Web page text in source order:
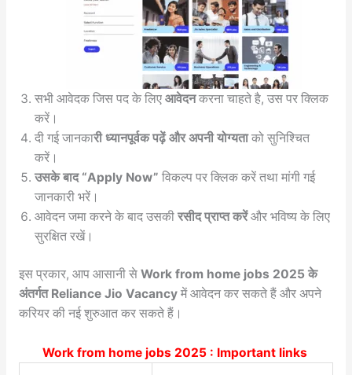
सभी आवेदक जिस पद के लिए आवेदनकरना चाहते है, उस पर क्लिक
करें।
दी गई जानकारी ध्यानपूर्वक पढ़ें और अपनी योग्यताको सुनिश्चित
करें।
उसके बाद “Apply Now” विकल्प पर क्लिक करें तथा मांगी गई
जानकारी भरें।
आवेदन जमा करने के बाद उसकी रसीद प्राप्त करेंऔर भविष्य के लिए
सुरक्षित रखें।
इस प्रकार, आप आसानी से Work from home jobs 2025 के
अंतर्गत Reliance Jio Vacancy में आवेदन कर सकते हैं और अपने
करियर की नई शुरुआत कर सकते हैं।
Work from home jobs 2025 : Important links